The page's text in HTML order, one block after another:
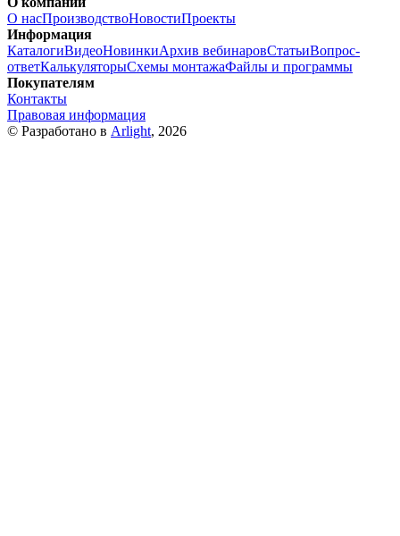
О насПроизводствоНовостиПроекты
Информация
КаталогиВидеоНовинкиАрхив вебинаровСтатьиВопрос-
ответКалькуляторыСхемы монтажаФайлы и программы
Покупателям
Контакты
Правовая информация
© Разработано в Arlight, 2026